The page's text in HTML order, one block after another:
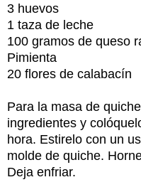
3 huevos
1 taza de leche
100 gramos de queso
Pimienta
20 flores de calabacín
Para la masa de
ingredientes y
hora. Estirelo con un
molde de quiche.
Deja enfriar.